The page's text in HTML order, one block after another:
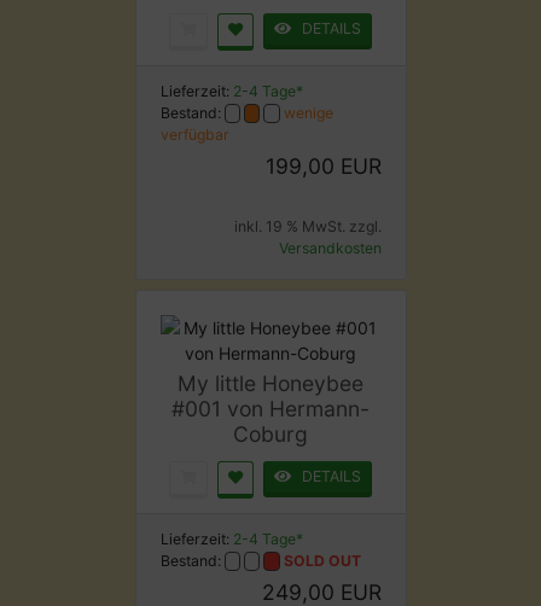
DETAILS
Lieferzeit: 2-4 Tage*
Bestand:
wenige
verfügbar
199,00 EUR
inkl. 19 % MwSt. zzgl.
Versandkosten
My little Honeybee
#001 von Hermann-
Coburg
DETAILS
Lieferzeit: 2-4 Tage*
Bestand:
SOLD OUT
249,00 EUR